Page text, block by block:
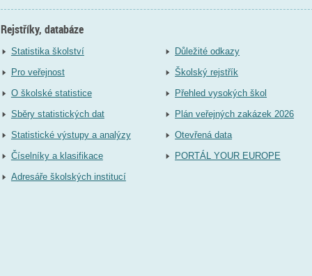
Rejstříky, databáze
Statistika školství
Pro veřejnost
O školské statistice
Sběry statistických dat
Statistické výstupy a analýzy
Číselníky a klasifikace
Adresáře školských institucí
Důležité odkazy
Školský rejstřík
Přehled vysokých škol
Plán veřejných zakázek 2026
Otevřená data
PORTÁL YOUR EUROPE